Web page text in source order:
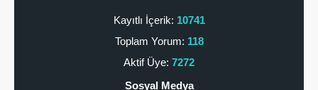
Kayıtlı İçerik: 10741
Toplam Yorum: 118
Aktif Üye: 7272
Sosyal Medya